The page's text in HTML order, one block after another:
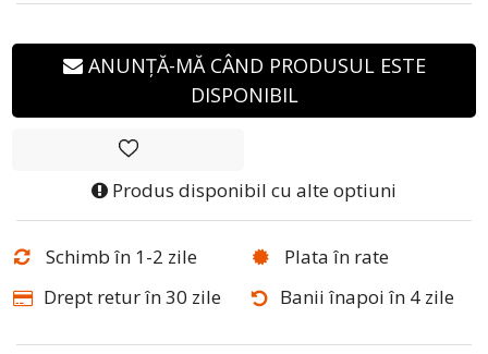
ANUNȚĂ-MĂ CÂND PRODUSUL ESTE
DISPONIBIL
Produs disponibil cu alte optiuni
Schimb în 1-2 zile
Plata în rate
Drept retur în 30 zile
Banii înapoi în 4 zile